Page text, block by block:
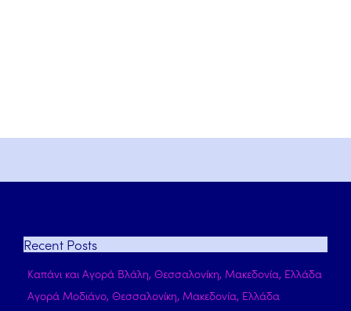
Recent Posts
Καπάνι και Αγορά Βλάλη, Θεσσαλονίκη, Μακεδονία, Ελλάδα
Αγορά Μοδιάνο, Θεσσαλονίκη, Μακεδονία, Ελλάδα